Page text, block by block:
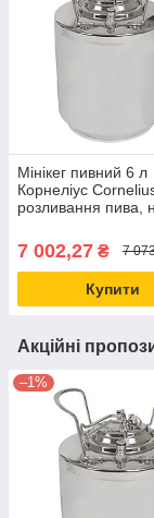
Мінікег пивний 6 л
Корнеліус
розливання пива,
домашнього
7 002,27 ₴ 7
Купити
Акційні
–1%